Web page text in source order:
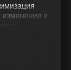
изменения в
2),
звука